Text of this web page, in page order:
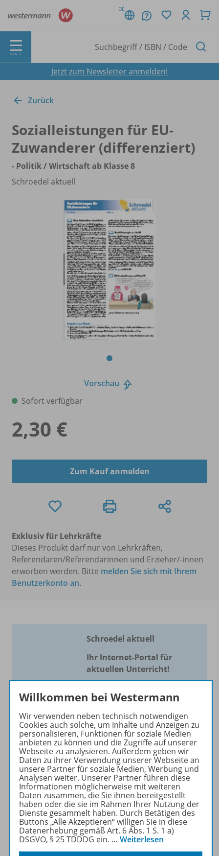
DE
MENÜ
Jetzt zum Newsletter anmelden!
Zurück
Sozialleistungen für EU-
Zuwanderer (differenziert)
- Politik /Wirtschaft ab Klasse 8
Schroedel aktuell
Vorschau
Sofort verfügbar
2,30 €
Zum Kauf anmelden
Exklusiv für Lehrkräfte
Dieses Produkt darf nur von Lehrkräften,
Referendaren/Referendarinnen und Erzieher/-innen
erworben werden. Bitte melden Sie sich mit Ihrem
Benutzerkonto an.
Schroedel aktuell
Ihr Internet-Portal für
aktuellen Unterricht!
wir Ihnen einen Service, um
Ihren Unterricht aktuell und
einfach zu gestalten. Jede
Woche drei bis vier
Neuerscheinungen mit
großem Online Archiv.
Mehr erfahren
Informationen
Willkommen bei Westermann
Wir verwenden neben technisch notwendigen
Cookies auch solche, um Inhalte und Anzeigen zu
personalisieren, Funktionen für soziale Medien
anbieten zu können und die Zugriffe auf unserer
Webseite zu analysieren. Außerdem geben wir
Daten zu ihrer Verwendung unserer Webseite an
unsere Partner für soziale Medien, Werbung und
Analysen weiter. Unserer Partner führen diese
Informationen möglicherweise mit weiteren
Daten zusammen, die Sie ihnen bereitgestellt
haben oder die sie im Rahmen Ihrer Nutzung der
Dienste gesammelt haben. Durch Betätigen des
Buttons „Alle Akzeptieren“ willigen Sie in diese
Datenerhebung gemäß Art. 6 Abs. 1 S. 1 a)
DSGVO, § 25 TDDDG ein. … Weiterlesen